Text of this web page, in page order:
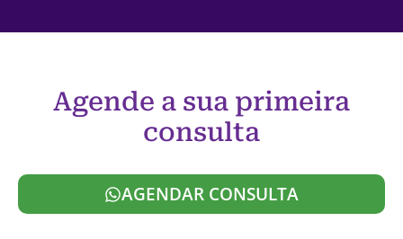
Agende a sua primeira
consulta
AGENDAR CONSULTA